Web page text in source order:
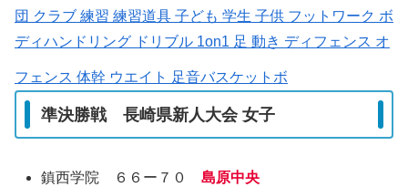
団 クラブ 練習 練習道具 子ども 学生 子供 フットワーク ボ
ディハンドリング ドリブル 1on1 足 動き ディフェンス オ
フェンス 体幹 ウエイト 足音バスケットボ
準決勝戦 長崎県新人大会 女子
鎮西学院 ６６ー７０島原中央